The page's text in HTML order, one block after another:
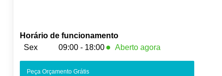
Horário de funcionamento
Sex
09:00 - 18:00 ● Aberto agora
-
Peça Orçamento Grátis